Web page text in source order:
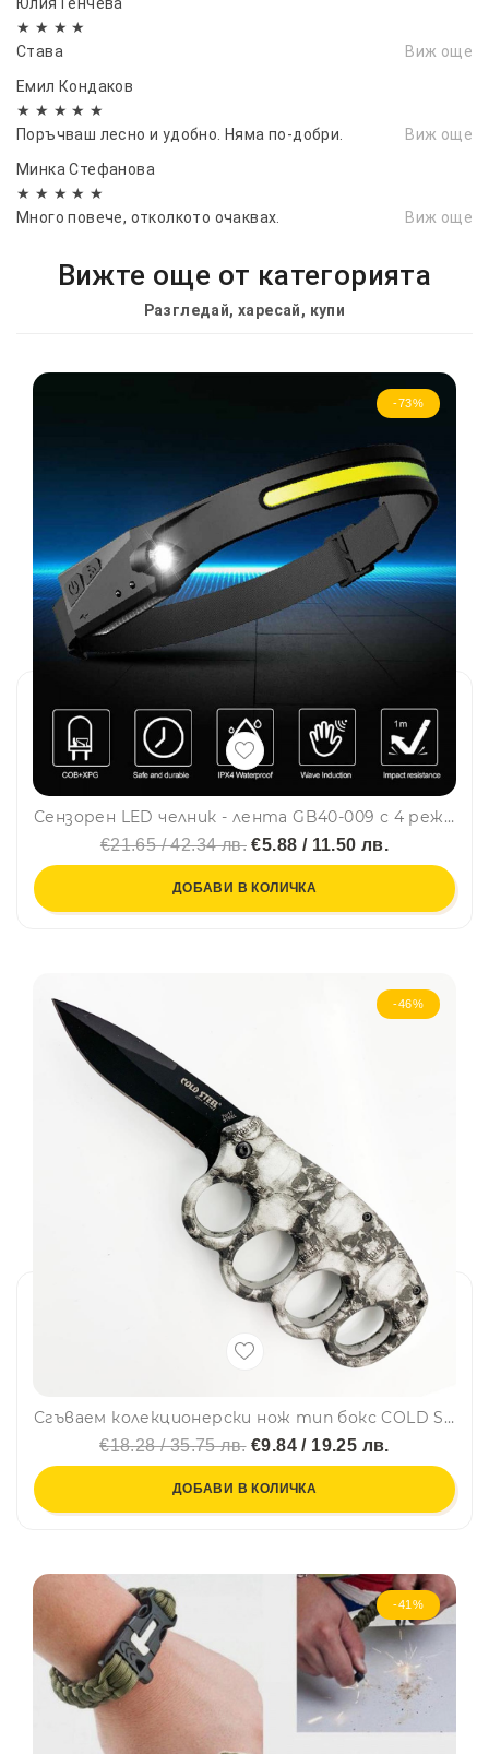
★ ★ ★ ★
Става
Виж още
Емил Кондаков
★ ★ ★ ★ ★
Поръчваш лесно и удобно. Няма по-добри.
Виж още
Минка Стефанова
★ ★ ★ ★ ★
Много повече, отколкото очаквах.
Виж още
Вижте още от категорията
Разгледай, харесай, купи
-73%
Сензорен LED челник - лента GB40-009 с 4 режима и датчик, панорамен, с USB зареждане на акумулатора
€21.65 / 42.34 лв. €5.88 / 11.50 лв.
ДОБАВИ В КОЛИЧКА
-46%
Сгъваем колекционерски нож тип бокс COLD STEEL 219 SKULS
€18.28 / 35.75 лв.€9.84 / 19.25 лв.
ДОБАВИ В КОЛИЧКА
-41%